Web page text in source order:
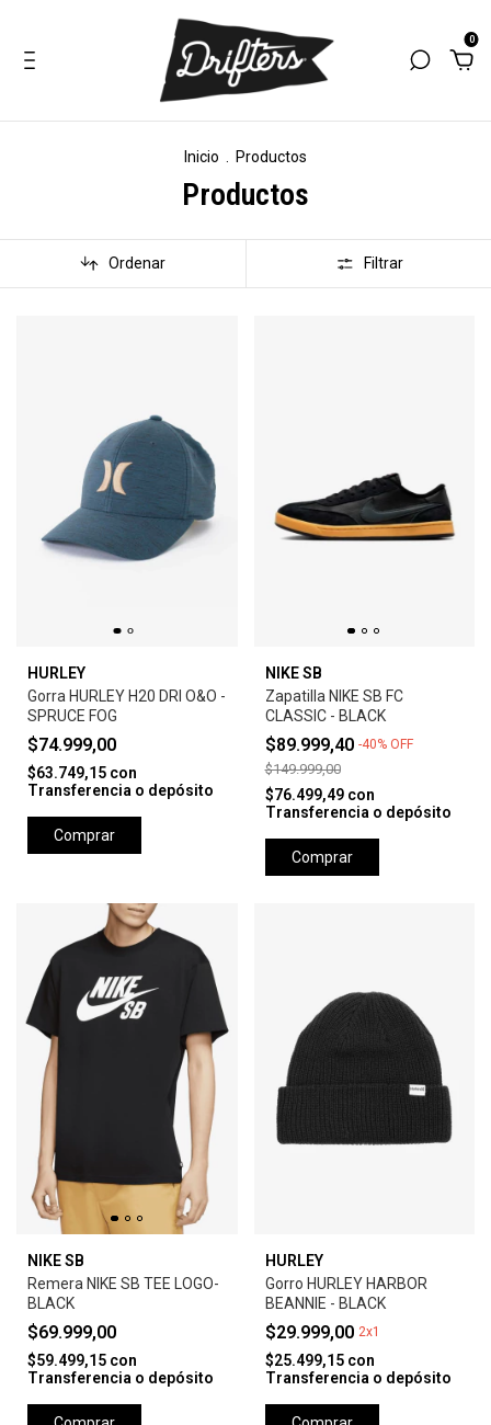
0
Inicio Productos
Productos
Ordenar Filtrar
HURLEY
Gorra HURLEY H20 DRI O&O -
SPRUCE FOG
$74.999,00
$63.749,15 con
Transferencia o depósito
Comprar
NIKE SB
Zapatilla NIKE SB FC
CLASSIC - BLACK
$89.999,40 -40% OFF
$149.999,00
$76.499,49 con
Transferencia o depósito
Comprar
NIKE SB
Remera NIKE SB TEE LOGO-
BLACK
$69.999,00
$59.499,15 con
Transferencia o depósito
HURLEY
Gorro HURLEY HARBOR
BEANNIE - BLACK
$29.999,00 2x1
$25.499,15 con
Transferencia o depósito